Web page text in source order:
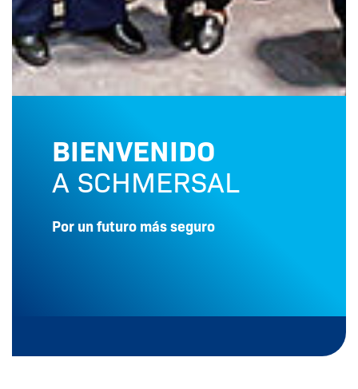
BIENVENIDO
A SCHMERSAL
Por un futuro más seguro